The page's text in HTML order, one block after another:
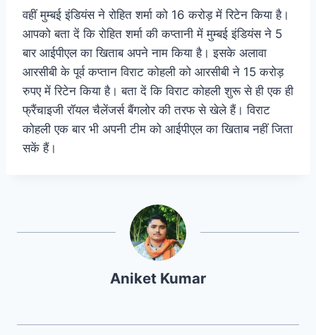
वहीं मुम्बई इंडियंस ने रोहित शर्मा को 16 करोड़ में रिटेन किया है।
आपको बता दें कि रोहित शर्मा की कप्तानी में मुम्बई इंडियंस ने 5
बार आईपीएल का खिताब अपने नाम किया है। इसके अलावा
आरसीबी के पूर्व कप्तान विराट कोहली को आरसीबी ने 15 करोड़
रुपए में रिटेन किया है। बता दें कि विराट कोहली शुरू से ही एक ही
फ्रैंचाइजी रॉयल चैलेंजर्स बैंगलोर की तरफ से खेले हैं। विराट
कोहली एक बार भी अपनी टीम को आईपीएल का खिताब नहीं जिता
सकें हैं।
Aniket Kumar